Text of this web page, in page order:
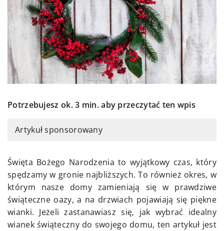
Potrzebujesz ok. 3 min. aby przeczytać ten wpis
Artykuł sponsorowany
Święta Bożego Narodzenia to wyjątkowy czas, który
spędzamy w gronie najbliższych. To również okres, w
którym nasze domy zamieniają się w prawdziwe
świąteczne oazy, a na drzwiach pojawiają się piękne
wianki. Jeżeli zastanawiasz się, jak wybrać idealny
wianek świąteczny do swojego domu, ten artykuł jest